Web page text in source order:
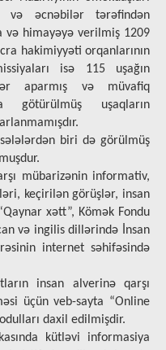
və əcnəbilər tərəfindən
və himayəyə verilmiş 1209
hakimiyyəti orqanlarının
isə 115 uşağın
aparmış və müvafiq
götürülmüş uşaqların
biri də görülmüş
mübarizənin informativ,
keçirilən görüşlər, insan
xətt”, Kömək Fondu
və ingilis dillərində İnsan
internet səhifəsində
insan alverinə qarşı
üçün veb-sayta “Online
daxil edilmişdir.
kütləvi infоrmаsiyа